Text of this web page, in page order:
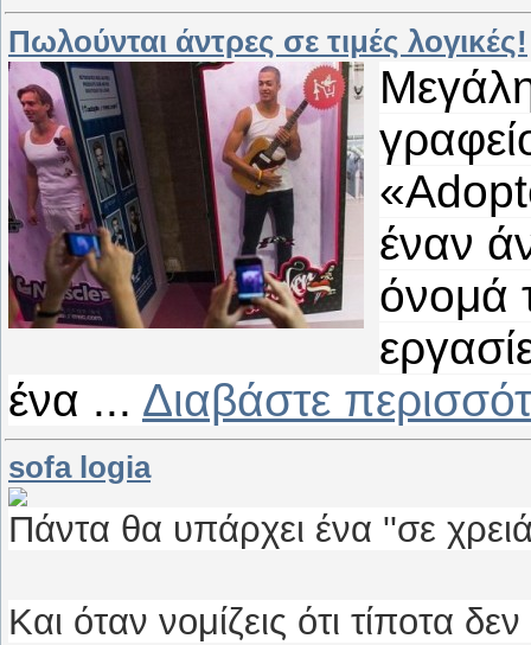
Πωλούνται άντρες σε τιμές λογικές!
έναν
όνομά
ένα ... Διαβάστε
sofa logia
Πάντα θα υπάρχει ένα ''σε
Και όταν νομίζεις ότι τίποτα